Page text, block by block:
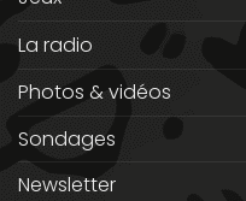
La radio
Photos & vidéos
Sondages
Newsletter